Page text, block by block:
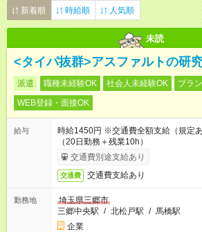
新着順 時給順 人気順
未読
<タイパ抜群>アスファルトの研
派遣 職種未経験OK 社会人未経験OK
ブラ
WEB登録・面接OK
給与
時給1450円 ※交通費全額支給（規定
（20日勤務＋残業10h）
交通費別途支給あり
交通費 交通費支給あり
勤務地
埼玉県三郷市
三郷中央駅 / 北松戸駅 / 馬橋駅
企業